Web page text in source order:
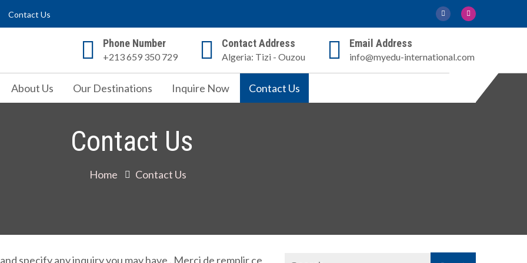
Contact Us
Phone Number
+213 659 350 729
Contact Address
Algeria: Tizi - Ouzou
Email Address
info@myedu-international.com
About Us Our Destinations Inquire Now Contact Us
Contact Us
Home Contact Us
specify any inquiry you may have . Merci de remplir ce